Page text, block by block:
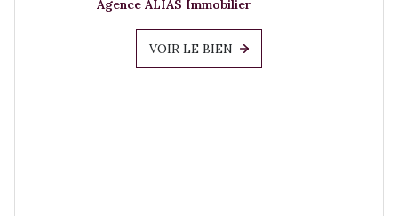
Agence ALIAS Immobilier
VOIR LE BIEN